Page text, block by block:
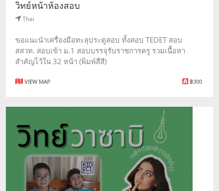
วิทย์หน้าห้องสอบ
Thai
ขอแนะนำเครื่องมือทะลุประตูสอบ ทั้งสอบ TEDET สอบ
สสวท. สอบเข้า ม.1 สอบบรรจุรับราชการครู รวมเนื้อหา
สำคัญไว้ใน 32 หน้า (พิมพ์สี่สี)
VIEW MAP ฿300